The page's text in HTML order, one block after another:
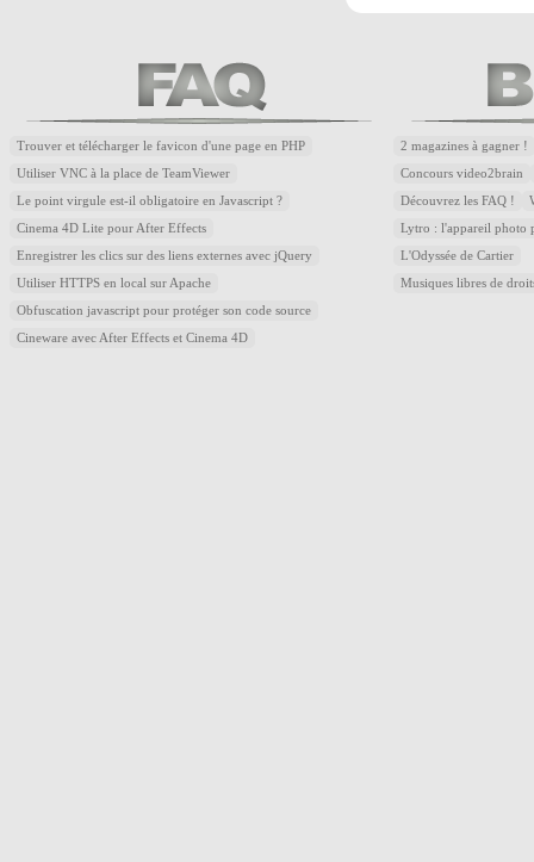
Trouver et télécharger le favicon d'une page en PHP
Utiliser VNC à la place de TeamViewer
Le point virgule est-il obligatoire en Javascript ?
Cinema 4D Lite pour After Effects
Enregistrer les clics sur des liens externes avec jQuery
Utiliser HTTPS en local sur Apache
Obfuscation javascript pour protéger son code source
Cineware avec After Effects et Cinema 4D
2 magazines à gagner !
Concours video2brain
Découvrez les FAQ !
Lytro : l'appareil photo
L'Odyssée de Cartier
Musiques libres de